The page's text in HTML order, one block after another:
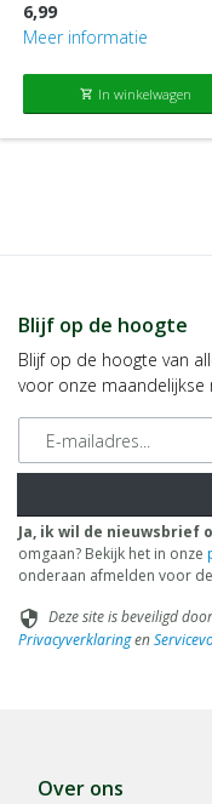
6,99
Meer informatie
shopping_cart In winkelwagen
Blijf op de hoogte
Blijf op de hoogte van
voor onze maandelijkse
E-mailadres
Ja, ik wil de nieuwsbrief
omgaan? Bekijk het in onze
onderaan afmelden voor
security Deze site is beveiligd
Privacyverklaringen
Over ons